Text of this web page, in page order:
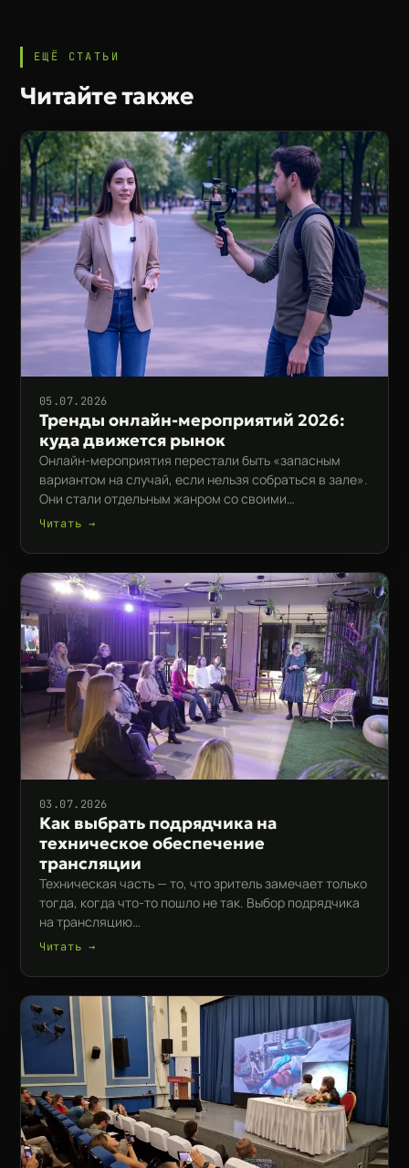
ЕЩЁ СТАТЬИ
Читайте также
05.07.2026
Тренды онлайн-мероприятий 2026:
куда движется рынок
Онлайн-мероприятия перестали быть «запасным
вариантом на случай, если нельзя собраться в зале».
Они стали отдельным жанром со своими…
Читать →
03.07.2026
Как выбрать подрядчика на
техническое обеспечение
трансляции
Техническая часть — то, что зритель замечает только
тогда, когда что-то пошло не так. Выбор подрядчика
на трансляцию…
Читать →